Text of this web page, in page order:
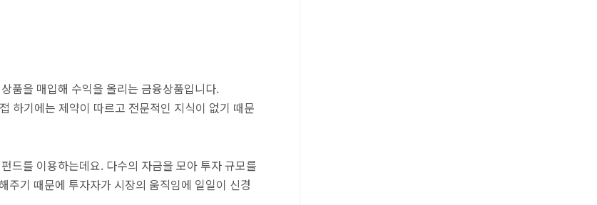
품을 매입해 수익을 올리는 금융상품입니다.
하기에는 제약이 따르고 전문적인 지식이 없기 때문
드를 이용하는데요. 다수의 자금을 모아 투자 규모를
주기 때문에 투자자가 시장의 움직임에 일일이 신경